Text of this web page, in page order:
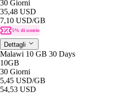
30 Giorni
35,48 USD
7,10 USD/GB
5% di sconto
Dettagli
Malawi 10 GB 30 Days
10GB
30 Giorni
5,45 USD/GB
54,53 USD